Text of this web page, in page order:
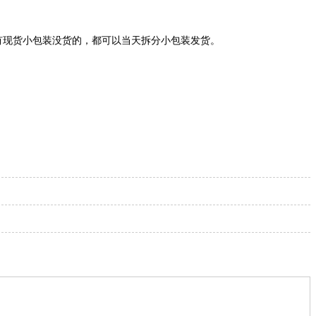
货小包装没货的，都可以当天拆分小包装发货。